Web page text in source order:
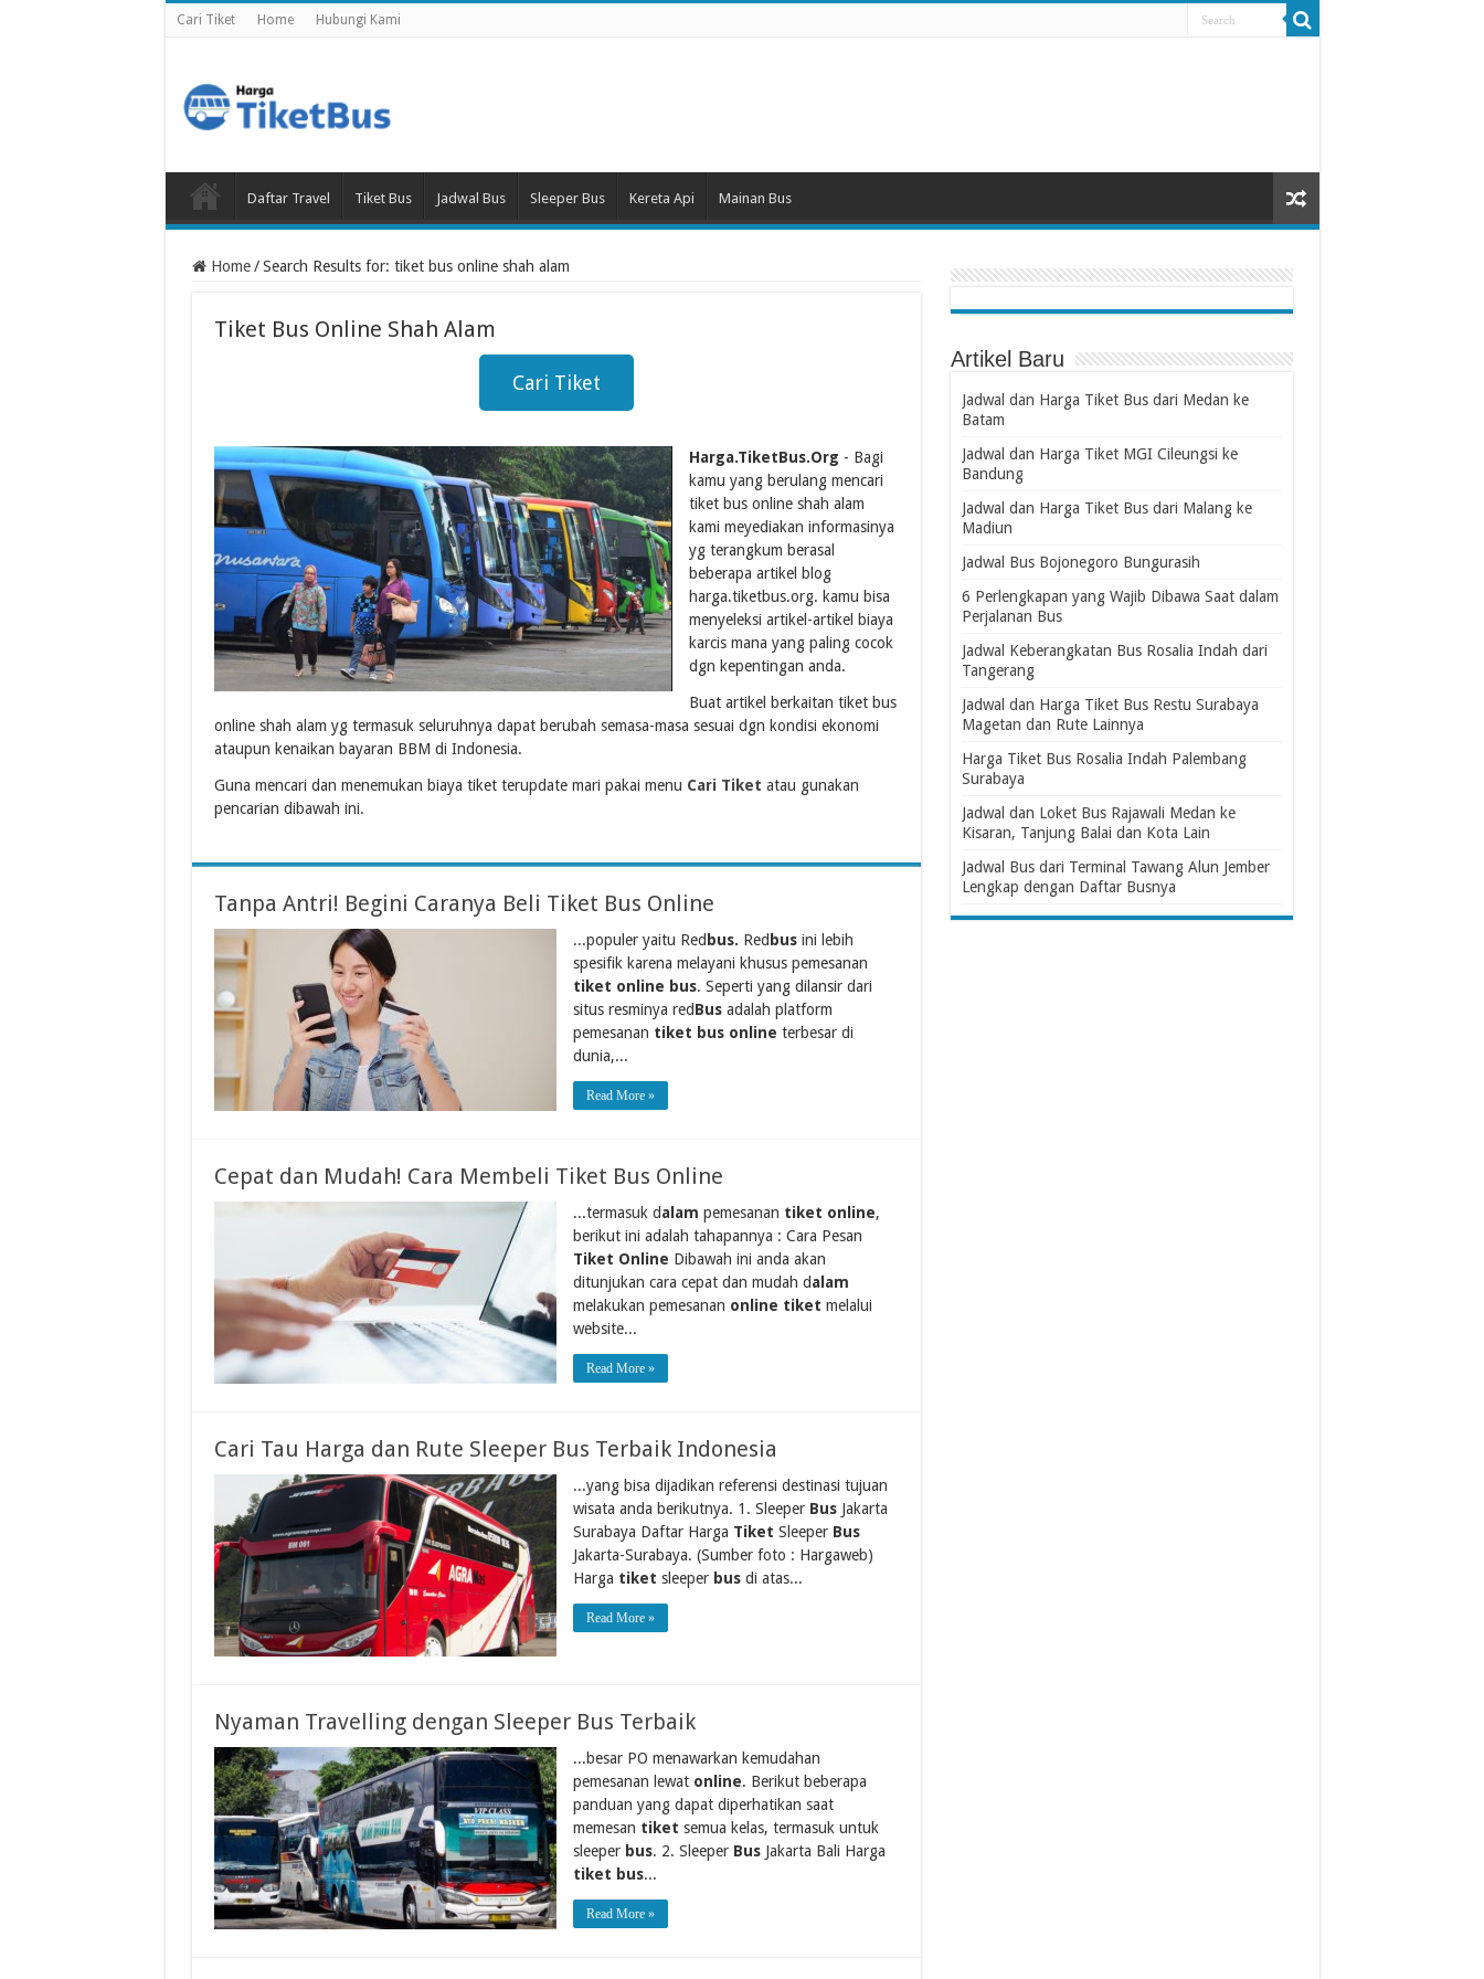
Cari Tiket Home Hubungi Kami
Daftar Travel Tiket Bus Jadwal Bus Sleeper Bus Kereta Api Mainan Bus
Home / Search Results for: tiket bus online shah alam
Tiket Bus Online Shah Alam
Cari Tiket
Harga.TiketBus.Org - Bagi
kamu yang berulang mencari
tiket bus online shah alam
kami meyediakan informasinya
yg terangkum berasal
beberapa artikel blog
harga.tiketbus.org. kamu bisa
menyeleksi artikel-artikel biaya
karcis mana yang paling cocok
dgn kepentingan anda.
Buat artikel berkaitan tiket bus
online shah alam yg termasuk seluruhnya dapat berubah semasa-masa sesuai dgn kondisi ekonomi
ataupun kenaikan bayaran BBM di Indonesia.
Guna mencari dan menemukan biaya tiket terupdate mari pakai menu Cari Tiket atau gunakan
pencarian dibawah ini.
Tanpa Antri! Begini Caranya Beli Tiket Bus Online
...populer yaitu Red bus. Red busini lebih
spesifik karena melayani khusus pemesanan
tiket online bus. Seperti yang dilansir dari
situs resminya redBusadalah platform
pemesanan tiket bus online terbesar di
dunia,...
Read More »
Cepat dan Mudah! Cara Membeli Tiket Bus Online
...termasuk dalam pemesanan tiket online,
berikut ini adalah tahapannya : Cara Pesan
Tiket Online Dibawah ini anda akan
ditunjukan cara cepat dan mudah dalam
melakukan pemesanan online tiket melalui
website...
Read More »
Cari Tau Harga dan Rute Sleeper Bus Terbaik Indonesia
...yang bisa dijadikan referensi destinasi tujuan
wisata anda berikutnya. 1. Sleeper BusJakarta
Surabaya Daftar Harga Tiket Sleeper Bus
Jakarta-Surabaya. (Sumber foto : Hargaweb)
Harga tiket sleeper busdi atas...
Read More »
Nyaman Travelling dengan Sleeper Bus Terbaik
...besar PO menawarkan kemudahan
pemesanan lewat online. Berikut beberapa
panduan yang dapat diperhatikan saat
memesan tiket semua kelas, termasuk untuk
sleeper bus. 2. Sleeper BusJakarta Bali Harga
tiket bus...
Read More »
Artikel Baru
Jadwal dan Harga Tiket Bus dari Medan ke
Batam
Jadwal dan Harga Tiket MGI Cileungsi ke
Bandung
Jadwal dan Harga Tiket Bus dari Malang ke
Madiun
Jadwal Bus Bojonegoro Bungurasih
6 Perlengkapan yang Wajib Dibawa Saat dalam
Perjalanan Bus
Jadwal Keberangkatan Bus Rosalia Indah dari
Tangerang
Jadwal dan Harga Tiket Bus Restu Surabaya
Magetan dan Rute Lainnya
Harga Tiket Bus Rosalia Indah Palembang
Surabaya
Jadwal dan Loket Bus Rajawali Medan ke
Kisaran, Tanjung Balai dan Kota Lain
Jadwal Bus dari Terminal Tawang Alun Jember
Lengkap dengan Daftar Busnya